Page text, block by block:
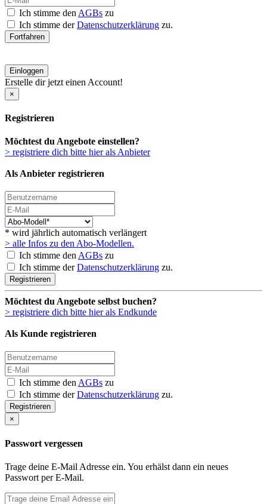
Ich stimme den AGBs zu
Ich stimme derDatenschutzerklärung zu.
Fortfahren
Einloggen
Erstelle dir jetzt einen Account!
×
Registrieren
Möchtest du Angebote einstellen?
> registriere dich bitte hier als Anbieter
Als Anbieter registrieren
* wird jährlich automatisch verlängert
> alle Infos zu den Abo-Modellen.
Ich stimme den AGBs zu
Ich stimme derDatenschutzerklärung zu.
Registrieren
Möchtest du Angebote selbst buchen?
> registriere dich bitte hier als Endkunde
Als Kunde registrieren
Ich stimme den AGBs zu
Ich stimme derDatenschutzerklärung zu.
Registrieren
×
Passwort vergessen
Trage deine E-Mail Adresse ein. You erhälst dann ein neues
Passwort per E-Mail.